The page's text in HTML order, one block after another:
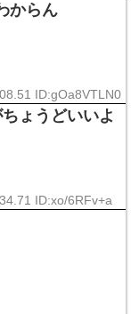
からん
ID:gOa8VTLN0
ょうどいいよ
ID:xo/6RFv+a